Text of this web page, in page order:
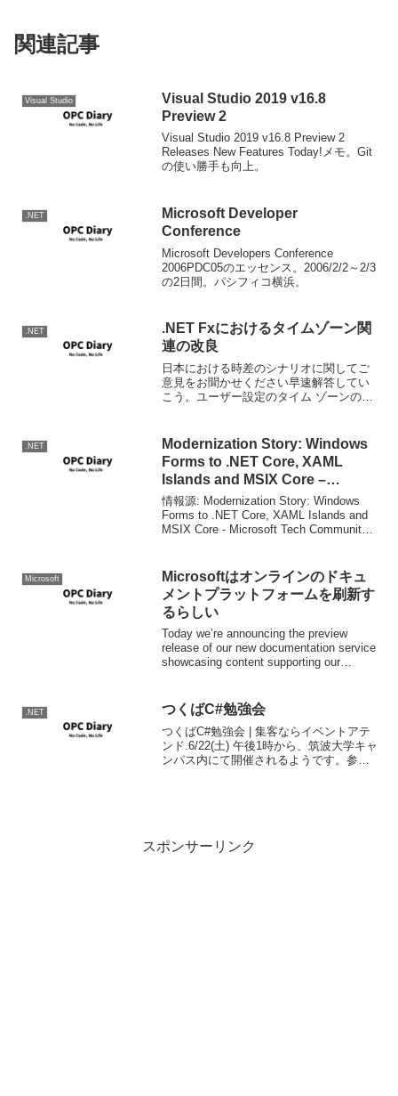
関連記事
Visual Studio
Visual Studio 2019 v16.8
Preview 2
Visual Studio 2019 v16.8 Preview 2
Releases New Features Today!メモ。Git
の使い勝手も向上。
.NET
Microsoft Developer
Conference
Microsoft Developers Conference
2006PDC05のエッセンス。2006/2/2～2/3
の2日間。パシフィコ横浜。
.NET
.NET Fxにおけるタイムゾーン関
連の改良
日本における時差のシナリオに関してご
意見をお聞かせください早速解答してい
こう。ユーザー設定のタイム ゾーンの作
ること）必要。一つのアプリケーション
内で複数のタイムゾーン...
.NET
Modernization Story: Windows
Forms to .NET Core, XAML
Islands and MSIX Core –
Microsoft Tech Community
情報源: Modernization Story: Windows
Forms to .NET Core, XAML Islands and
MSIX Core - Microsoft Tech Community -
Microsoft
Microsoftはオンラインのドキュ
メントプラットフォームを刷新す
るらしい
Today we’re announcing the preview
release of our new documentation service
showcasing content supporting our
.NET つくばC#勉強会
つくばC#勉強会 | 集客ならイベントアテ
ンド.6/22(土) 午後1時から、筑波大学キャ
ンパス内にて開催されるようです。参加
スポンサーリンク